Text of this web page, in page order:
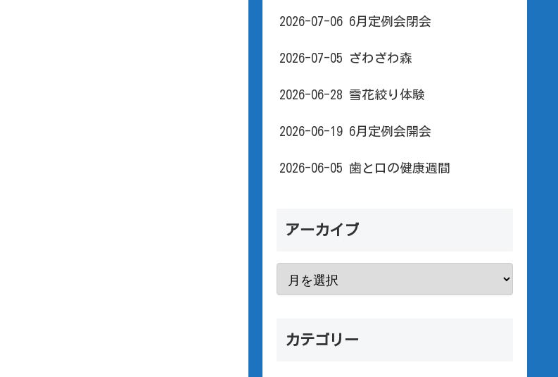
2026-07-06 6月定例会閉会
2026-07-05 ざわざわ森
2026-06-28 雪花絞り体験
2026-06-19 6月定例会開会
2026-06-05 歯と口の健康週間
アーカイブ
カテゴリー